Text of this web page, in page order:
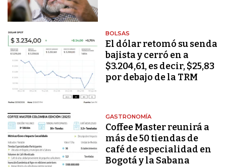
BOLSAS
El dólar retomó su senda
bajista y cerró en a
$3.204,61, es decir, $25,83
por debajo de la TRM
GASTRONOMÍA
Coffee Master reunirá a
más de 50 tiendas de
café de especialidad en
Bogotá y la Sabana